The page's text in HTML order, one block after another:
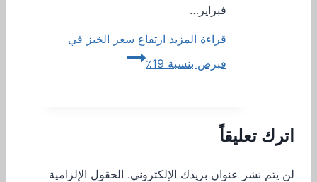
فبراير…
قراءة المزيد ارتفاع سعر الخبز في
قبرص بنسبة 19٪
اترك تعليقاً
لن يتم نشر عنوان بريدك الإلكتروني. الحقول الإلزامية